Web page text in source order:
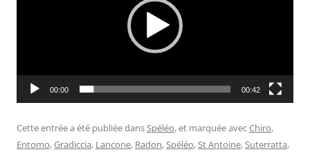
00:00 00:42
Cette entrée a été publiée dansSpéléo, et marquée avecChiro,
Entomo,Gradiccia, Lancone, Radon,Spéléo,St Antoine,Suterratta,